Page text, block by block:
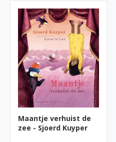
Maantje verhuist de
zee - Sjoerd Kuyper